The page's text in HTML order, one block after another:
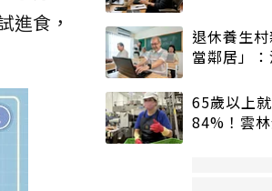
進食，
退休養生
當鄰居」
65歲以上
84%！雲